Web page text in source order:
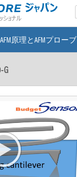
AFM原理とAFMプローブ
G